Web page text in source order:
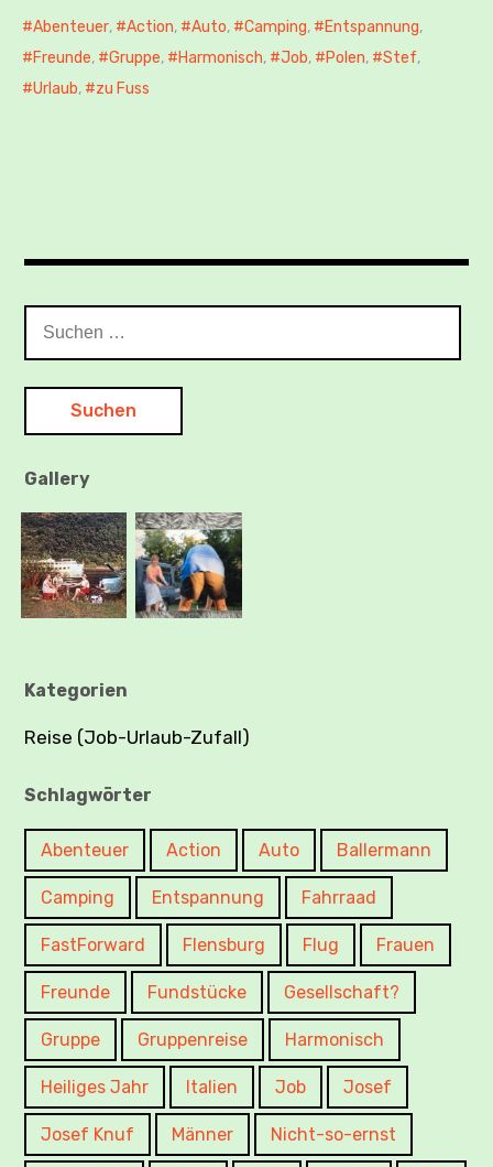
Abenteuer, Action, Auto, Camping, Entspannung,
Freunde, Gruppe, Harmonisch, Job, Polen, Stef,
Urlaub, zu Fuss
nach:
Gallery
Kategorien
Reise (Job-Urlaub-Zufall)
Schlagwörter
Abenteuer Action Auto Ballermann
Camping Entspannung Fahrraad
FastForward Flensburg Flug Frauen
Freunde Fundstücke Gesellschaft?
Gruppe Gruppenreise Harmonisch
Heiliges Jahr Italien Job Josef
Josef Knuf Männer Nicht-so-ernst